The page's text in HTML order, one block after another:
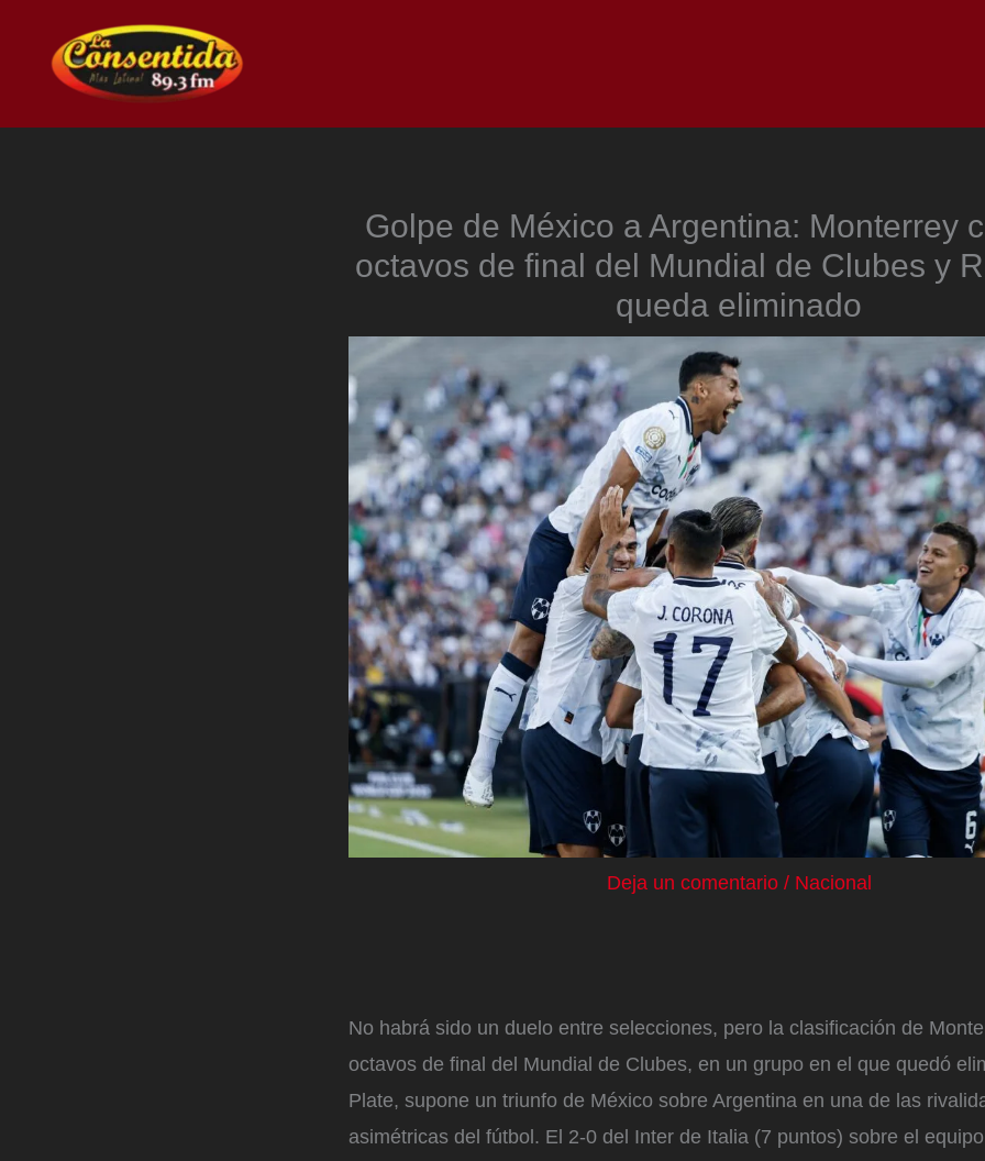
contenido
Golpe de México a Argentina: Monterrey
octavos de final del Mundial de Clubes y
queda eliminado
Deja un comentario / Nacional
No habrá sido un duelo entre selecciones, pero la clasificación de
octavos de final del Mundial de Clubes, en un grupo en el que quedó
Plate, supone un triunfo de México sobre Argentina en una de las
asimétricas del fútbol. El 2-0 del Inter de Italia (7 puntos) sobre el